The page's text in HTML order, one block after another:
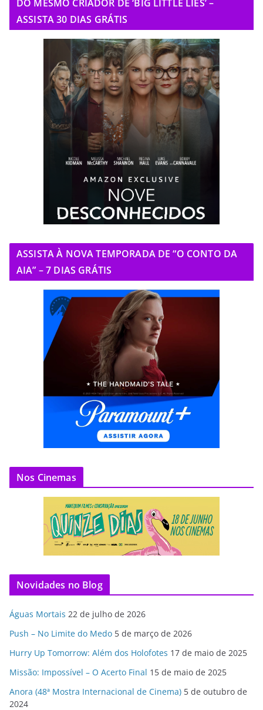
DO MESMO CRIADOR DE ‘BIG LITTLE LIES’ –
ASSISTA 30 DIAS GRÁTIS
ASSISTA À NOVA TEMPORADA DE “O CONTO DA
AIA” – 7 DIAS GRÁTIS
Nos Cinemas
Novidades no Blog
Águas Mortais 22 de julho de 2026
Push – No Limite do Medo 5 de março de 2026
Hurry Up Tomorrow: Além dos Holofotes 17 de maio de 2025
Missão: Impossível – O Acerto Final 15 de maio de 2025
Anora (48ª Mostra Internacional de Cinema) 5 de outubro de
2024